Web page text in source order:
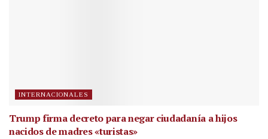
INTERNACIONALES
Trump firma decreto para negar ciudadanía a hijos
nacidos de madres «turistas»